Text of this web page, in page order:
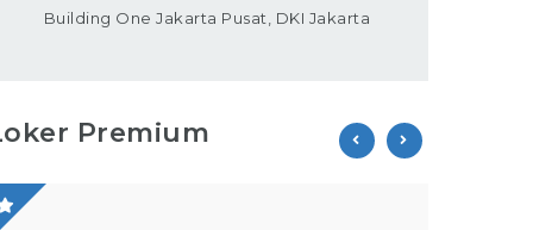
Building One Jakarta Pusat, DKI Jakarta
Premium